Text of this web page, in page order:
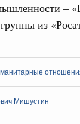
–
из
Мишустин
110